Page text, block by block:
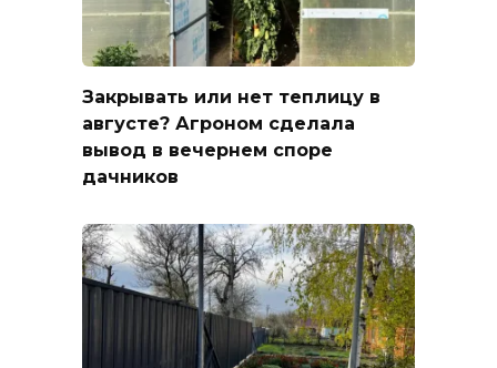
Закрывать или нет теплицу в
августе? Агроном сделала
вывод в вечернем споре
дачников